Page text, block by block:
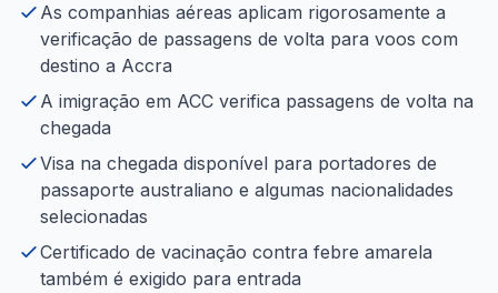
As companhias aéreas aplicam rigorosamente a
verificação de passagens de volta para voos com
destino a Accra
A imigração em ACC verifica passagens de volta na
chegada
Visa na chegada disponível para portadores de
passaporte australiano e algumas nacionalidades
selecionadas
Certificado de vacinação contra febre amarela
também é exigido para entrada